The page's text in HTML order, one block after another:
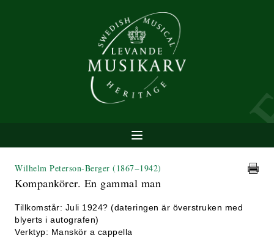
Wilhelm Peterson-Berger (1867−1942)
Kompankörer. En gammal man
Tillkomstår: Juli 1924? (dateringen är överstruken med
blyerts i autografen)
Verktyp: Manskör a cappella